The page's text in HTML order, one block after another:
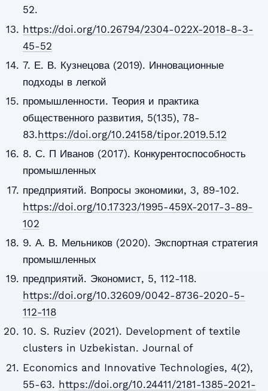
52.
https://doi.org/10.26794/2304-022X-2018-8-3-
45-52
7. Е. В. Кузнецова (2019). Инновационные
подходы в легкой
промышленности. Теория и практика
общественного развития, 5(135), 78-
83. https://doi.org/10.24158/tipor.2019.5.12
8. С. П Иванов (2017). Конкурентоспособность
промышленных
предприятий. Вопросы экономики, 3, 89-102.
https://doi.org/10.17323/1995-459X-2017-3-89-
102
9. А. В. Мельников (2020). Экспортная стратегия
промышленных
предприятий. Экономист, 5, 112-118.
https://doi.org/10.32609/0042-8736-2020-5-
112-118
10. S. Ruziev (2021). Development of textile
clusters in Uzbekistan. Journal of
Economics and Innovative Technologies, 4(2),
55-63. https://doi.org/10.24411/2181-1385-2021-